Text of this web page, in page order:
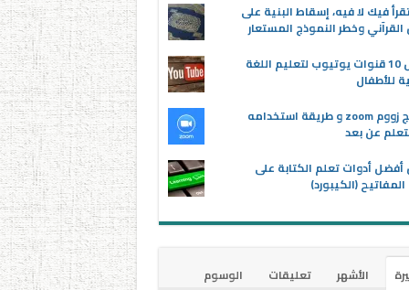
فيك لا فيه، إسقاط البنية على
وخطر النموذج المستعار
أفضل 10 قنوات يوتيوب لتعليم اللغة
للأطفال
برنامج زووم zoom و طريقة استخدامه
عن بعد
أفضل أدوات تعلم الكتابة على
(الكيبورد)
الأشهر تعليقات
الوسوم